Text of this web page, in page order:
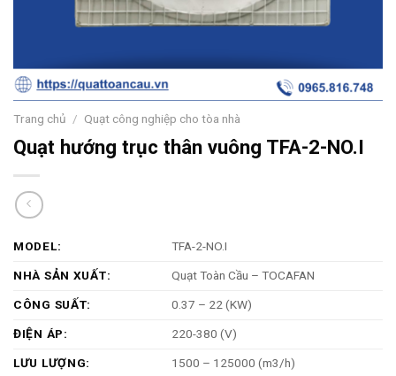
Trang chủ / Quạt công nghiệp cho tòa nhà
Quạt hướng trục thân vuông TFA-2-NO.I
MODEL: TFA-2-NO.I
NHÀ SẢN XUẤT: Quạt Toàn Cầu – TOCAFAN
CÔNG SUẤT: 0.37 – 22 (KW)
ĐIỆN ÁP: 220-380 (V)
LƯU LƯỢNG: 1500 – 125000 (m3/h)